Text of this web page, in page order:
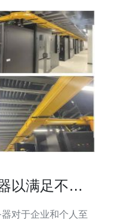
以满足不同
对于企业和个人至